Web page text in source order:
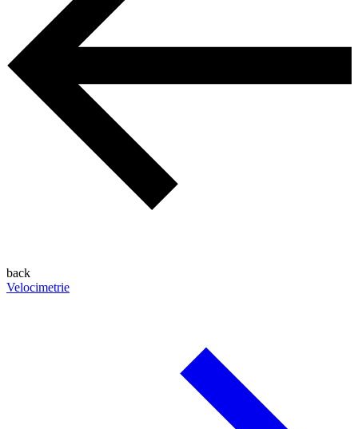
back
Velocimetrie